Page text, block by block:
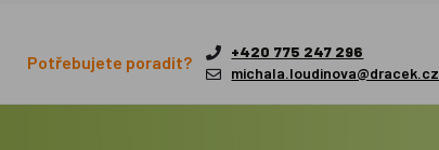
Potřebujete poradit?
+420 775 247 296
michala.loudinova@dracek.cz